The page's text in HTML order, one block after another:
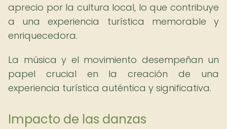
aprecio por la cultura local, lo que contribuye
a una experiencia turística memorable y
enriquecedora.
La música y el movimiento desempeñan un
papel crucial en la creación de una
experiencia turística auténtica y significativa.
Impacto de las danzas